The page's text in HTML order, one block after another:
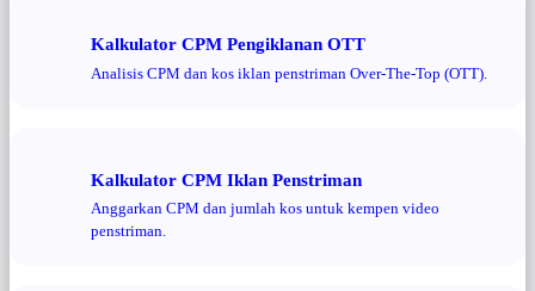
Kalkulator CPM Pengiklanan OTT
Analisis CPM dan kos iklan penstriman Over-The-Top (OTT).
Kalkulator CPM Iklan Penstriman
Anggarkan CPM dan jumlah kos untuk kempen video
penstriman.